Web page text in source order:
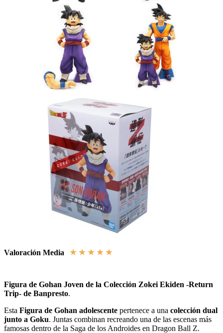
Valoración Media ★ ★ ★ ★ ★
Figura de Gohan Joven de la Colección Zokei Ekiden -Return
Trip- de Banpresto.
Esta Figura de Gohan adolescente pertenece a una colección dual
junto a Goku. Juntas combinan recreando una de las escenas más
famosas dentro de la Saga de los Androides en Dragon Ball Z.